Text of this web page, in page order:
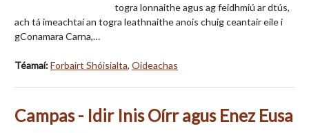
togra lonnaithe agus ag feidhmiú ar dtús,
ach tá imeachtaí an togra leathnaithe anois chuig ceantair eile i
gConamara Carna,…
Téamaí:Forbairt Shóisialta, Oideachas
Campas - Idir Inis Oírr agus Enez Eusa